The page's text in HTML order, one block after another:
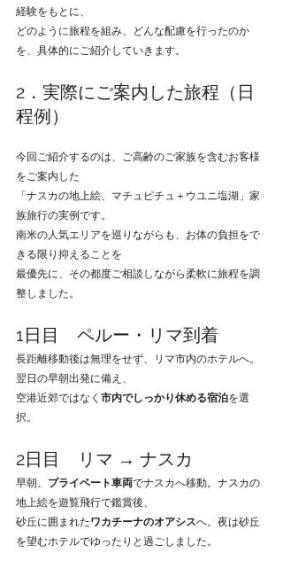
経験をもとに、
どのように旅程を組み、どんな配慮を行ったのか
を、具体的にご紹介していきます。
2．実際にご案内した旅程（日
程例）
今回ご紹介するのは、ご高齢のご家族を含むお客様
をご案内した
「ナスカの地上絵、マチュピチュ＋ウユニ塩湖」家
族旅行の実例です。
南米の人気エリアを巡りながらも、お体の負担をで
きる限り抑えることを
最優先に、その都度ご相談しながら柔軟に旅程を調
整しました。
1日目　ペルー・リマ到着
長距離移動後は無理をせず、リマ市内のホテルへ。
翌日の早朝出発に備え、
空港近郊ではなく 市内でしっかり休める宿泊を選
択。
2日目　リマ → ナスカ
早朝、 プライベート車両でナスカへ移動。ナスカの
地上絵を遊覧飛行で鑑賞後、
砂丘に囲まれたワカチーナのオアシスへ。夜は砂丘
を望むホテルでゆったりと過ごしました。